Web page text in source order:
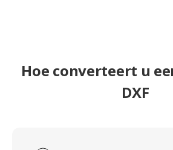
Hoe converteert u
DXF